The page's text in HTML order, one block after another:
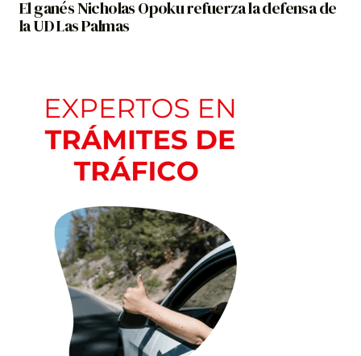
El ganés Nicholas Opoku refuerza la defensa de
la UD Las Palmas